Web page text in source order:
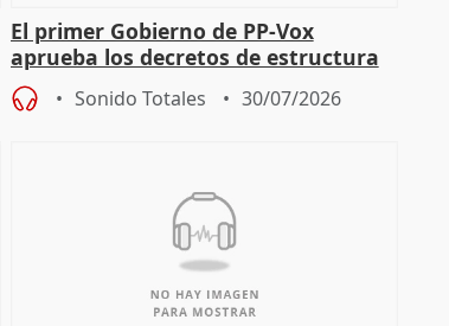
El primer Gobierno de PP-Vox
aprueba los decretos de estructura
de sus consejerías
Sonido Totales 30/07/2026